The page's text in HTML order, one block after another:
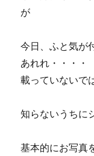
が
今日、ふと気が
あれれ・・・・
載っていないで
知らないうちに
基本的にお写真